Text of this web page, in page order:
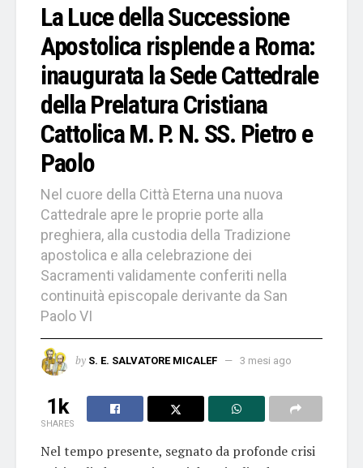
La Luce della Successione
Apostolica risplende a Roma:
inaugurata la Sede Cattedrale
della Prelatura Cristiana
Cattolica M. P. N. SS. Pietro e
Paolo
Nel cuore della Città Eterna una nuova
Cattedrale apre le proprie porte alla
preghiera, alla custodia della Tradizione
apostolica e alla celebrazione dei
Sacramenti validamente conferiti nella
continuità episcopale derivante da San
Paolo VI
by S. E. SALVATORE MICALEF 3 mesi ago
1k
SHARES
Nel tempo presente, segnato da profonde crisi